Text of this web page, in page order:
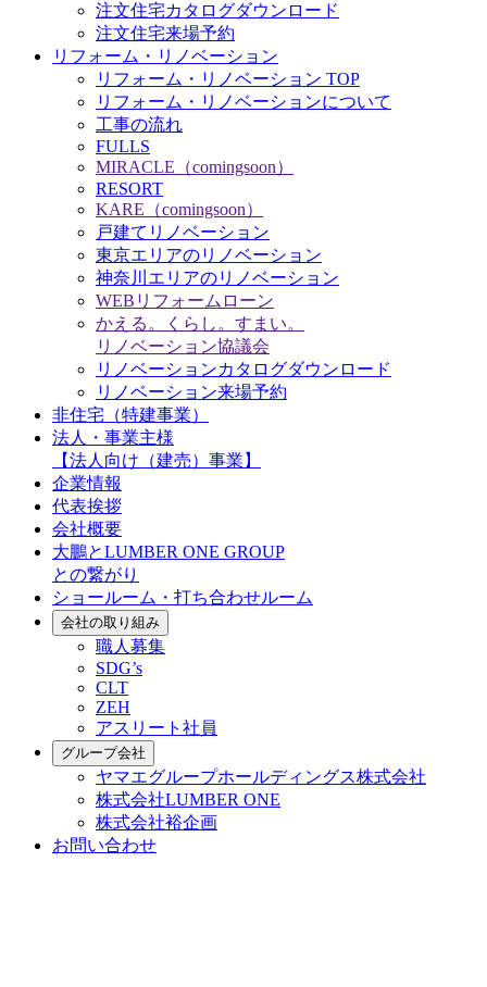
注文住宅カタログダウンロード
注文住宅来場予約
リフォーム・リノベーション
リフォーム・リノベーション TOP
リフォーム・リノベーションについて
工事の流れ
FULLS
MIRACLE（comingsoon）
RESORT
KARE（comingsoon）
戸建てリノベーション
東京エリアのリノベーション
神奈川エリアのリノベーション
WEBリフォームローン
かえる。くらし。すまい。
リノベーション協議会
リノベーションカタログダウンロード
リノベーション来場予約
非住宅（特建事業）
法人・事業主様
【法人向け（建売）事業】
企業情報
代表挨拶
会社概要
大鵬とLUMBER ONE GROUP
との繋がり
ショールーム・打ち合わせルーム
会社の取り組み
職人募集
SDG’s
CLT
ZEH
アスリート社員
グループ会社
ヤマエグループホールディングス株式会社
株式会社LUMBER ONE
株式会社裕企画
お問い合わせ